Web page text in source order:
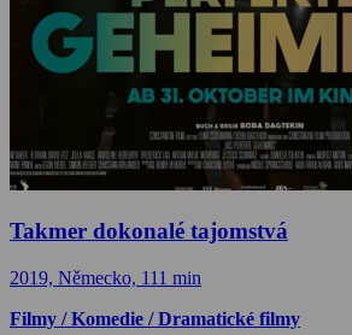
Takmer dokonalé tajomstvá
2019, Německo, 111 min
Filmy / Komedie / Dramatické filmy